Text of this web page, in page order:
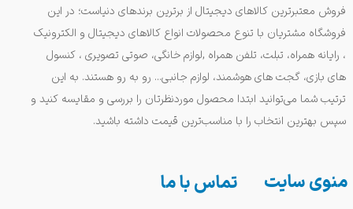
منوی سایت
فروش معتبرترین کالاهای دیجیتال از برترین برندهای دنیاست؛ در این
فروشگاه مشتریان با تنوع محصولات انواع کالاهای دیجیتال و الکترونیک
، رایانه همراه، تبلت، تلفن همراه ,لوازم خانگی، صوتی تصویری ، کنسول
های بازی، گجت های هوشمند، لوازم جانبی... رو به رو هستند. به این
ترتیب شما می‌توانید ابتدا محصول موردنظرتان را بررسی و مقایسه کنید و
سپس بهترین انتخاب را با مناسب‌ترین قیمت داشته باشید.
تماس با ما